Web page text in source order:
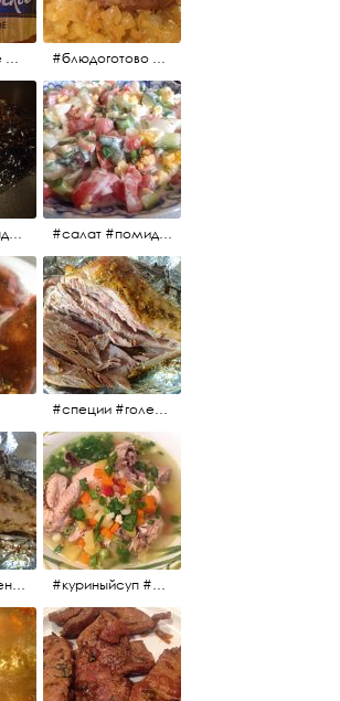
#жигулёвское #пиво #свежеепиво #beer #напиток #блюдоготово #можнокушать #простолук #лук #индейкавфольге #мясоиндейки
#индейка #индейкавфольге #еда #мясоиндейки 🚀 #салат #помидоры #яйцо #огурцы #зелень #кинза #петрушка #укроп #сметана #соль #витамины
#специи #голень #голеньиндейки #индейка #мясо #еда #завтрак #голеньиндейкивфольге
#голень #голеньиндейки #голеньиндейкивфольге #индейка #завтрак #еда #мясо #куриныйсуп #еда #ужин #можнокушать